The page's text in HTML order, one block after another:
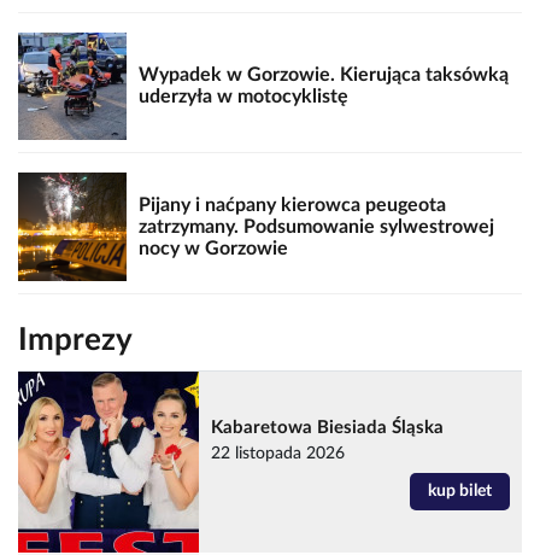
Wypadek w Gorzowie. Kierująca taksówką
uderzyła w motocyklistę
Pijany i naćpany kierowca peugeota
zatrzymany. Podsumowanie sylwestrowej
nocy w Gorzowie
Imprezy
Kabaretowa Biesiada Śląska
22 listopada 2026
kup bilet